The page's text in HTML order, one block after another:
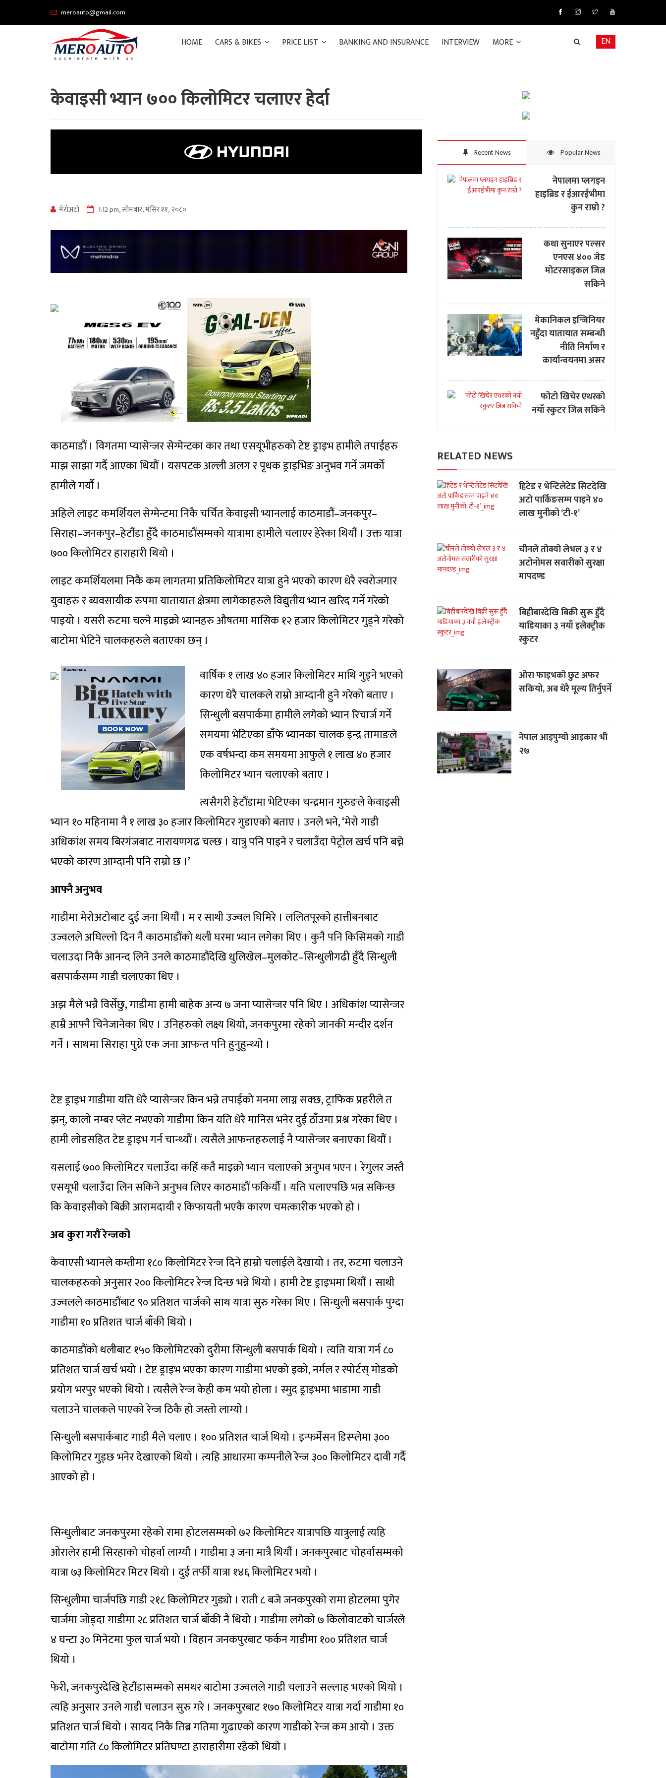
meroauto@gmail.com
HOME CARS & BIKES PRICE LIST BANKING AND INSURANCE INTERVIEW MORE EN
केवाइसी भ्यान ७०० किलोमिटर चलाएर हेर्दा
मेराेअटाे 1:12 pm, सोमबार, मंसिर ११, २०८०
काठमाडौं । विगतमा प्यासेन्जर सेग्मेन्टका कार तथा एसयूभीहरुको टेष्ट ड्राइभ हामीले तपाईहरु
माझ साझा गर्दै आएका थियौं । यसपटक अल्ली अलग र पृथक ड्राइभिङ अनुभव गर्ने जमर्को
हामीले गर्यौं ।
अहिले लाइट कमर्शियल सेग्मेन्टमा निकै चर्चित केवाइसी भ्यानलाई काठमाडौं–जनकपुर–
सिराहा–जनकपुर–हेटौंडा हुँदै काठमाडौंसम्मको यात्रामा हामीले चलाएर हेरेका थियौं । उक्त यात्रा
७०० किलोमिटर हाराहारी थियो ।
लाइट कमर्शियलमा निकै कम लागतमा प्रतिकिलोमिटर यात्रा हुने भएको कारण धेरै स्वरोजगार
युवाहरु र ब्यवसायीक रुपमा यातायात क्षेत्रमा लागेकाहरुले विद्युतीय भ्यान खरिद गर्ने गरेको
पाइयो । यसरी रुटमा चल्ने माइक्रो भ्यानहरु औषतमा मासिक १२ हजार किलोमिटर गुड्ने गरेको
बाटोमा भेटिने चालकहरुले बताएका छन् ।
वार्षिक १ लाख ४० हजार किलोमिटर माथि गुड्ने भएको
कारण धेरै चालकले राम्रो आम्दानी हुने गरेको बताए ।
सिन्धुली बसपार्कमा हामीले लगेको भ्यान रिचार्ज गर्ने
समयमा भेटिएका डाँफे भ्यानका चालक इन्द्र तामाङले
एक वर्षभन्दा कम समयमा आफुले १ लाख ४० हजार
किलोमिटर भ्यान चलाएको बताए ।
त्यसैगरी हेटौंडामा भेटिएका चन्द्रमान गुरुङले केवाइसी
भ्यान १० महिनामा नै १ लाख ३० हजार किलोमिटर गुडाएको बताए । उनले भने, ‘मेरो गाडी
अधिकांश समय बिरगंजबाट नारायणगढ चल्छ । यात्रु पनि पाइने र चलाउँदा पेट्रोल खर्च पनि बच्ने
भएको कारण आम्दानी पनि राम्रो छ ।’
आफ्नै अनुभव
गाडीमा मेरोअटोबाट दुई जना थियौं । म र साथी उज्वल घिमिरे । ललितपूरको हात्तीबनबाट
उज्वलले अघिल्लो दिन नै काठमाडौंको थली घरमा भ्यान लगेका थिए । कुनै पनि किसिमको गाडी
चलाउदा निकै आनन्द लिने उनले काठमाडौंदेखि धुलिखेल–मुलकोट–सिन्धुलीगढी हुँदै सिन्धुली
बसपार्कसम्म गाडी चलाएका थिए ।
अझ मैले भन्नै विर्सेछु, गाडीमा हामी बाहेक अन्य ७ जना प्यासेन्जर पनि थिए । अधिकांश प्यासेन्जर
हाम्रै आफ्नै चिनेजानेका थिए । उनिहरुको लक्ष्य थियो, जनकपुरमा रहेको जानकी मन्दीर दर्शन
गर्ने । साथमा सिराहा पुग्ने एक जना आफन्त पनि हुनुहुन्थ्यो ।
टेष्ट ड्राइभ गाडीमा यति धेरै प्यासेन्जर किन भन्ने तपाईको मनमा लाग्न सक्छ, ट्राफिक प्रहरीले त
झन्, कालो नम्बर प्लेट नभएको गाडीमा किन यति धेरै मानिस भनेर दुई ठाँउमा प्रश्न गरेका थिए ।
हामी लोडसहित टेष्ट ड्राइभ गर्न चान्थ्यौं । त्यसैले आफन्तहरुलाई नै प्यासेन्जर बनाएका थियौं ।
यसलाई ७०० किलोमिटर चलाउँदा कहिँ कतै माइक्रो भ्यान चलाएको अनुभव भएन । रेगुलर जस्तै
एसयूभी चलाउँदा लिन सकिने अनुभव लिएर काठमाडौं फकिर्यौ । यति चलाएपछि भन्न सकिन्छ
कि केवाइसीको बिक्री आरामदायी र किफायती भएकै कारण चमत्कारीक भएको हो ।
अब कुरा गरौं रेन्जको
केवाएसी भ्यानले कम्तीमा १८० किलोमिटर रेन्ज दिने हाम्रो चलाईले देखायो । तर, रुटमा चलाउने
चालकहरुको अनुसार २०० किलोमिटर रेन्ज दिन्छ भन्ने थियो । हामी टेष्ट ड्राइभमा थियौं । साथी
उज्वलले काठमाडौंबाट ९० प्रतिशत चार्जको साथ यात्रा सुरु गरेका थिए । सिन्धुली बसपार्क पुग्दा
गाडीमा १० प्रतिशत चार्ज बाँकी थियो ।
काठमाडौंको थलीबाट १५० किलोमिटरको दुरीमा सिन्धुली बसपार्क थियो । त्यति यात्रा गर्न ८०
प्रतिशत चार्ज खर्च भयो । टेष्ट ड्राइभ भएका कारण गाडीमा भएको इको, नर्मल र स्पोर्टस् मोडको
प्रयोग भरपुर भएको थियो । त्यसैले रेन्ज केही कम भयो होला । स्मुद ड्राइभमा भाडामा गाडी
चलाउने चालकले पाएको रेन्ज ठिकै हो जस्तो लाग्यो ।
सिन्धुली बसपार्कबाट गाडी मैले चलाए । १०० प्रतिशत चार्ज थियो । इन्फर्मेसन डिस्प्लेमा ३००
किलोमिटर गुड्छ भनेर देखाएको थियो । त्यहि आधारमा कम्पनीले रेन्ज ३०० किलोमिटर दावी गर्दै
आएको हो ।
सिन्धुलीबाट जनकपुरमा रहेको रामा होटलसम्मको ७२ किलोमिटर यात्रापछि यात्रुलाई त्यहि
ओरालेर हामी सिरहाको चाेहर्वा लाग्यौ । गाडीमा ३ जना मात्रै थियौं । जनकपुरबाट चोहर्वासम्मको
यात्रा ७३ किलोमिटर मिटर थियो । दुई तर्फी यात्रा १४६ किलोमिटर भयो ।
सिन्धुलीमा चार्जपछि गाडी २१८ किलोमिटर गुड्यो । राती ८ बजे जनकपुरको रामा होटलमा पुगेर
चार्जमा जोड्दा गाडीमा २८ प्रतिशत चार्ज बाँकी नै थियो । गाडीमा लगेको ७ किलोवाटको चार्जरले
४ घन्टा ३० मिनेटमा फुल चार्ज भयो । विहान जनकपुरबाट फर्कन गाडीमा १०० प्रतिशत चार्ज
थियो ।
फेरी, जनकपुरदेखि हेटौंडासम्मको समथर बाटोमा उज्वलले गाडी चलाउने सल्लाह भएको थियो ।
त्यहि अनुसार उनले गाडी चलाउन सुरु गरे । जनकपुरबाट १७० किलोमिटर यात्रा गर्दा गाडीमा १०
प्रतिशत चार्ज थियो । सायद निकै तिब्र गतिमा गुढाएको कारण गाडीको रेन्ज कम आयो । उक्त
बाटाेमा गति ८० किलाेमिटर प्रतिघण्टा हाराहारीमा रहेकाे थियाे ।
Recent News Popular News
नेपालमा प्लगइन
हाइब्रिड र ईआरईभीमा
कुन राम्रो ?
कथा सुनाएर पल्सर
एनएस ४०० जेड
मोटरसाइकल जित्न
सकिने
मेकानिकल इन्जिनियर
नहुँदा यातायात सम्बन्धी
नीति निर्माण र
कार्यान्वयनमा असर
फोटो खिचेर एथरको
नयाँ स्कुटर जित्न सकिने
RELATED NEWS
हिटेड र भेन्टिलेटेड सिटदेखि
अटो पार्किङसम्म पाइने ४०
लाख मुनीको ‘टी-१’
चीनले तोक्यो लेभल ३ र ४
अटोनोमस सवारीको सुरक्षा
मापदण्ड
बिहीबारदेखि बिक्री सुरू हुँदै
याडियाका ३ नयाँ इलेक्ट्रीक
स्कुटर
ओरा फाइभको छुट अफर
सकियो, अब धेरै मूल्य तिर्नुपर्ने
नेपाल आइपुग्यो आइकार भी
२७